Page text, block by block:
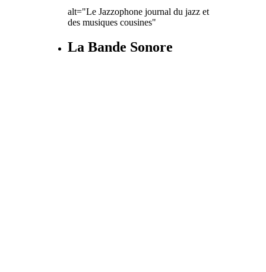
alt="Le Jazzophone journal du jazz et
des musiques cousines"
La Bande Sonore